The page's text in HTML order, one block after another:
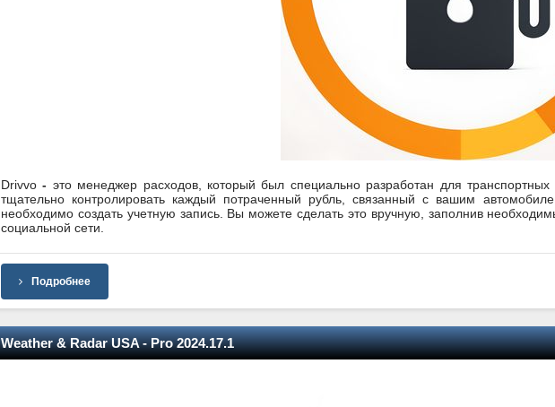
Drivvo - это менеджер расходов, который был специально разработан для
тщательно контролировать каждый потраченный рубль, связанный с вашим
необходимо создать учетную запись. Вы можете сделать это вручную, заполнив
социальной сети.
Подробнее
Weather & Radar USA - Pro 2024.17.1